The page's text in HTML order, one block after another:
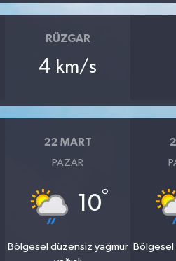
RÜZGAR
4 km/s
22 MART
PAZAR
10°
Bölgesel düzensiz yağmur Bölgesel